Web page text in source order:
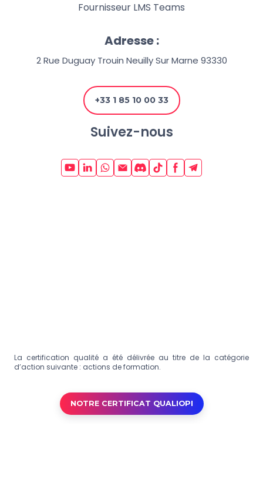
Fournisseur LMS Teams
Adresse :
2 Rue Duguay Trouin Neuilly Sur Marne 93330
+33 1 85 10 00 33
Suivez-nous
La certification qualité a été délivrée au titre de la catégorie
d’action suivante : actions de formation.
NOTRE CERTIFICAT QUALIOPI